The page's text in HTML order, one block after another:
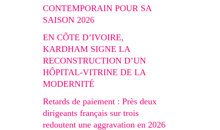
CONTEMPORAIN POUR SA
SAISON 2026
EN CÔTE D’IVOIRE,
KARDHAM SIGNE LA
RECONSTRUCTION D’UN
HÔPITAL-VITRINE DE LA
MODERNITÉ
Retards de paiement : Près deux
dirigeants français sur trois
redoutent une aggravation en 2026